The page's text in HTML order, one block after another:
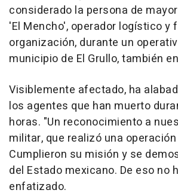
considerado la persona de
'El Mencho', operador logístico y
organización, durante un
municipio de El Grullo, también
Visiblemente afectado, ha
los agentes que han muerto
horas. "Un reconocimiento a
militar, que realizó una
Cumplieron su misión y se
del Estado mexicano. De eso no
enfatizado.